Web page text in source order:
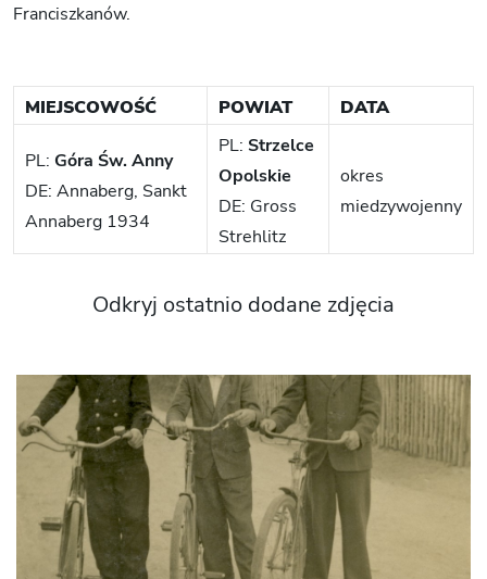
Franciszkanów.
MIEJSCOWOŚĆ POWIAT DATA
PL: Góra Św. Anny
DE: Annaberg, Sankt
Annaberg 1934
PL: Strzelce
Opolskie
DE: Gross
Strehlitz
okres
miedzywojenny
Odkryj ostatnio dodane zdjęcia